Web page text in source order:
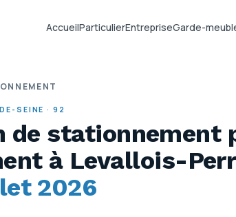
AccueilParticulierEntrepriseGarde-
SEINE ·92
de stationnement
à Levallois-
2026